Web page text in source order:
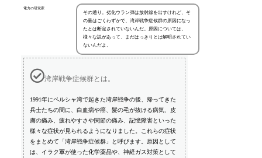
電力の研究家
その通り。劣化ウラン弾は放射線を出すけれど、そ
の量はごくわずかで、湾岸戦争症候群の原因になっ
たとは断定されていないんだ。原因については、
様々な説があって、まだはっきりとは解明されてい
ないんだよ。
湾岸戦争症候群とは。
1991年にペルシャ湾で起きた湾岸戦争の後、帰ってきた
兵士たちの間に、白血病や癌、髪の毛が抜ける病気、皮
膚の痛み、疲れやすさや関節の痛み、記憶障害といった
様々な症状が見られるようになりました。これらの症状
をまとめて「湾岸戦争症候群」と呼びます。原因として
は、イラク軍が使った化学薬品や、神経ガス対策として